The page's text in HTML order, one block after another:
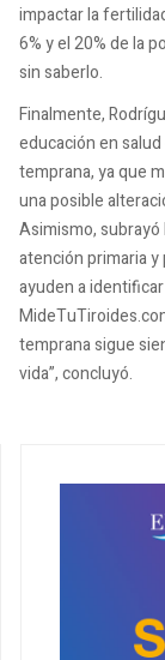
impactar la
6% y el 20% de la
sin saberlo.
Finalmente,
educación en
temprana, ya que
una posible
Asimismo,
atención primaria
ayuden a
temprana sigue
vida”, concluyó.